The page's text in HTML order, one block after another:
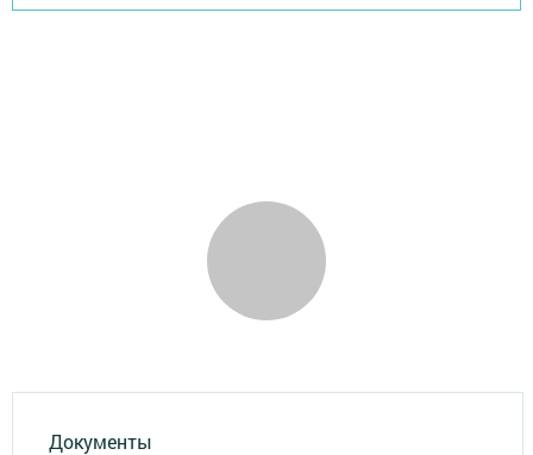
Документы